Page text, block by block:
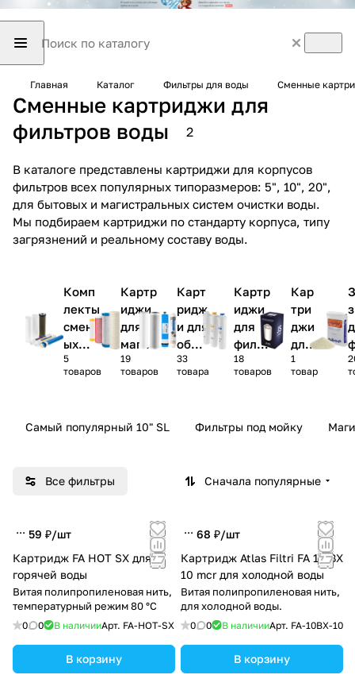
Главная Каталог Фильтры для воды Сменные
Сменные картриджи для
фильтров воды
2
В каталоге представлены картриджи для корпусов
фильтров всех популярных типоразмеров: 5", 10", 20",
для бытовых и магистральных систем очистки воды.
Мы подбираем картриджи по стандарту корпуса, типу
загрязнений и реальному составу воды.
Комп
лекты
сменн
ых
картр
иджей
5
товаров
Картр
иджи
для
магис
траль
ных
19
товаров
Карт
ридж
и для
обра
тног
о
33
товара
Картр
иджи
для
фильт
рации
питье
18
товаров
Кар
три
джи
для
фил
ьтр-
ов
1
товар
Самый популярный 10" SL Фильтры под мойку
Все фильтры Сначала популярные
59 ₽/шт
Картридж FA HOT SX для
горячей воды
Витая полипропиленовая нить,
температурный режим 80 °C
0 0 В наличииАрт. FA-HOT-SX
В корзину
68 ₽/шт
Картридж Atlas Filtri FA 10 BX
10 mcr для холодной воды
Витая полипропиленовая нить,
для холодной воды.
0 0 В наличииАрт. FA-10BX-10
В корзину